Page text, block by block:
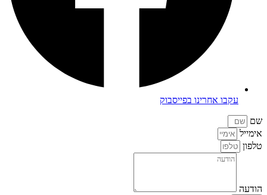
עקבו אחרינו בפייסבוק
שם
אימייל
טלפון
הודעה